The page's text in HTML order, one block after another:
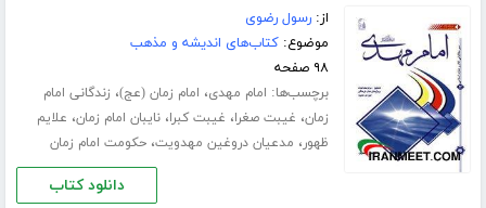
از:رسول رضوی
موضوع:کتاب‌های اندیشه و مذهب
۹۸ صفحه
برچسب‌ها: امام مهدی، امام زمان (عج)، زندگانی امام
زمان، غیبت صغرا، غیبت کبرا،نایبان امام زمان، علایم
ظهور، مدعیان دروغین مهدویت،حکومت امام زمان
دانلود کتاب